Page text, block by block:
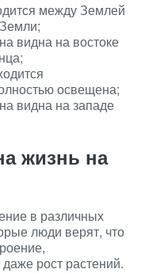
между Землей
видна на востоке
освещена;
видна на западе
жизнь на
в различных
люди верят, что
рост растений.